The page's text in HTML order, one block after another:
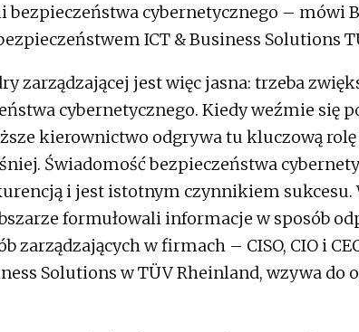
bezpieczeństwa cybernetycznego – mówi
ICT & Business Solutions
zarządzającej jest więc jasna: trzeba
cybernetycznego. Kiedy weźmie się
kierownictwo odgrywa tu kluczową
Świadomość bezpieczeństwa
i jest istotnym czynnikiem sukcesu.
formułowali informacje w sposób
zarządzających w firmach – CISO, CIO i
Solutions w TÜV Rheinland, wzywa do